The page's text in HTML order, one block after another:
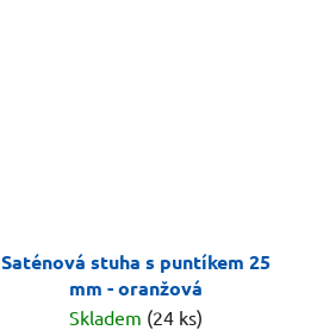
Saténová stuha s puntíkem 25
mm - oranžová
Skladem (24 ks)